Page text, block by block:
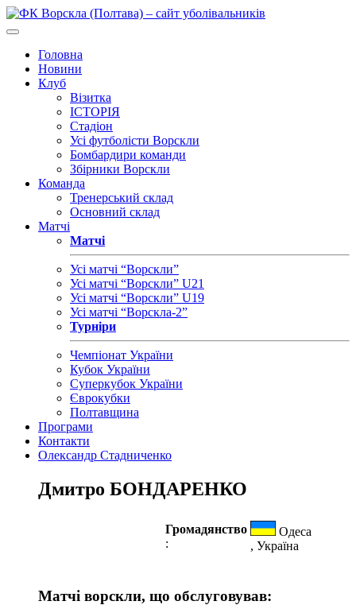
Головна
Новини
Клуб
Візитка
ІСТОРІЯ
Стадіон
Усі футболісти Ворскли
Бомбардири команди
Збірники Ворскли
Команда
Тренерський склад
Основний склад
Матчі
Матчі
Усі матчі “Ворскли”
Усі матчі “Ворскли” U21
Усі матчі “Ворскли” U19
Усі матчі “Ворскла-2”
Турніри
Чемпіонат України
Кубок України
Суперкубок України
Єврокубки
Полтавщина
Програми
Контакти
Олександр Стадниченко
Дмитро БОНДАРЕНКО
Громадянство
:
Одеса
, Україна
Матчі ворскли, що обслуговував: